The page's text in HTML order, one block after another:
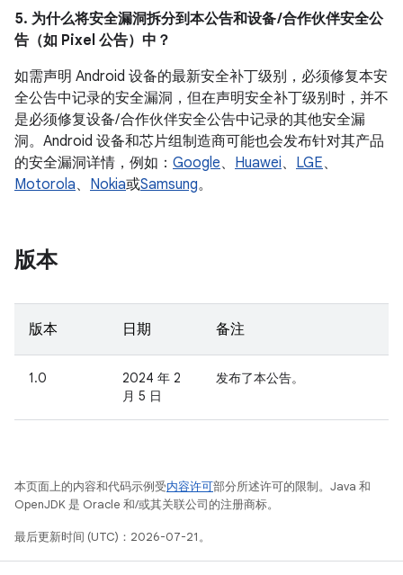
5. 为什么将安全漏洞拆分到本公告和设备 /合作伙伴安全公
告（如 Pixel 公告）中？
如需声明 Android 设备的最新安全补丁级别，必须修复本安
全公告中记录的安全漏洞，但在声明安全补丁级别时，并不
是必须修复设备/ 合作伙伴安全公告中记录的其他安全漏
洞。Android 设备和芯片组制造商可能也会发布针对其产品
的安全漏洞详情，例如： Google、 Huawei、 LGE、
Motorola、 Nokia或Samsung。
版本
版本 日期 备注
1.0
2024 年 2
月 5 日
发布了本公告。
本页面上的内容和代码示例受内容许可部分所述许可的限制。Java 和
OpenJDK 是 Oracle 和/或其关联公司的注册商标。
最后更新时间 (UTC)：2026-07-21。